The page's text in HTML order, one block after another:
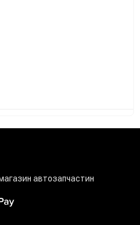
автозапчастин